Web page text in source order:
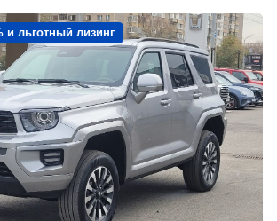
и льготный лизинг